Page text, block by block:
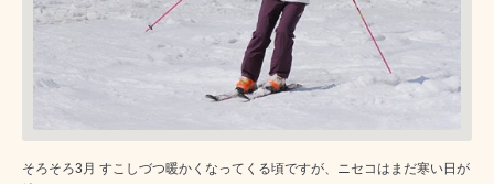
そろそろ3月 すこしづつ暖かくなってくる頃ですが、ニセコはまだ寒い日が